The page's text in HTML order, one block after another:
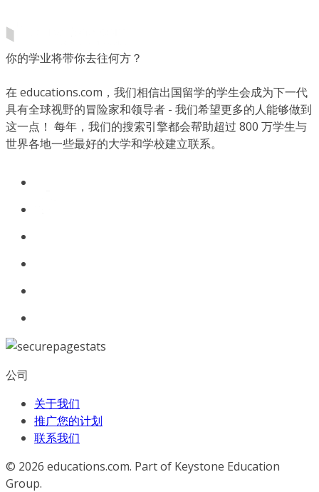
你的学业将带你去往何方？
在 educations.com，我们相信出国留学的学生会成为下一代
具有全球视野的冒险家和领导者 - 我们希望更多的人能够做到
这一点！ 每年，我们的搜索引擎都会帮助超过 800 万学生与
世界各地一些最好的大学和学校建立联系。
公司
关于我们
推广您的计划
联系我们
© 2026 educations.com. Part of Keystone Education
Group.